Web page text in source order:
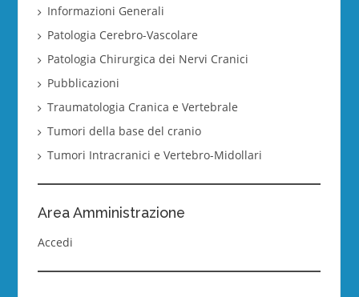
Informazioni Generali
Patologia Cerebro-Vascolare
Patologia Chirurgica dei Nervi Cranici
Pubblicazioni
Traumatologia Cranica e Vertebrale
Tumori della base del cranio
Tumori Intracranici e Vertebro-Midollari
Area Amministrazione
Accedi